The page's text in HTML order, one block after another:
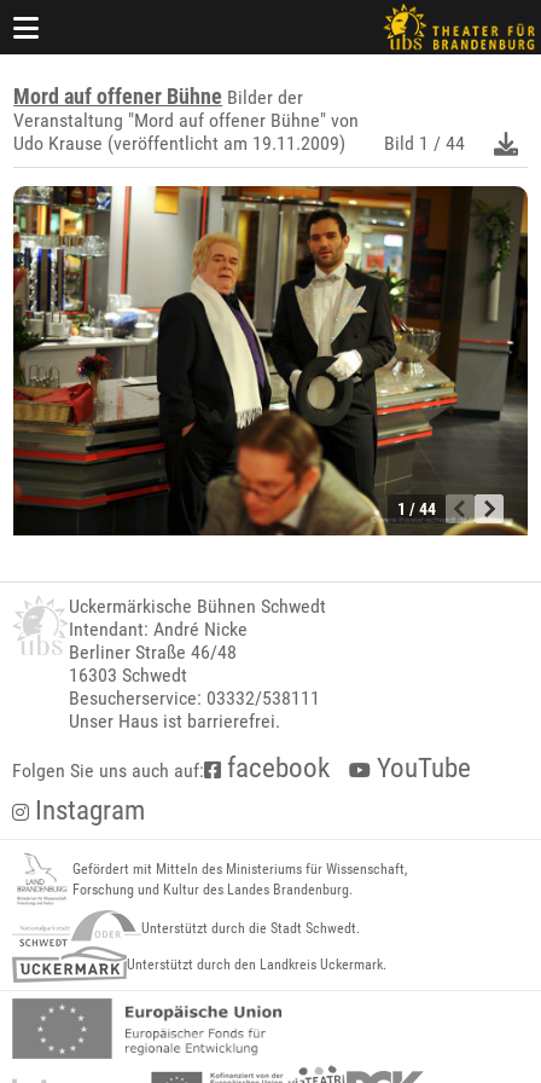
Mord auf offener Bühne Bilder der
Veranstaltung "Mord auf offener Bühne" von
Udo Krause (veröffentlicht am 19.11.2009)
Bild 1 / 44
1 / 44
Uckermärkische Bühnen Schwedt
Intendant: André Nicke
Berliner Straße 46/48
16303 Schwedt
Besucherservice: 03332/538111
Unser Haus ist barrierefrei.
Folgen Sie uns auch auf: facebook
YouTube
Instagram
Gefördert mit Mitteln des Ministeriums für Wissenschaft,
Forschung und Kultur des Landes Brandenburg.
Unterstützt durch die Stadt Schwedt.
Unterstützt durch den Landkreis Uckermark.